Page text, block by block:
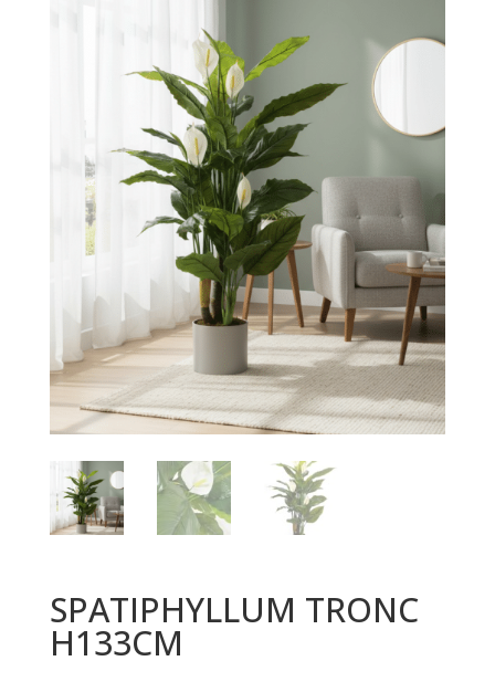
SPATIPHYLLUM TRONC
H133CM